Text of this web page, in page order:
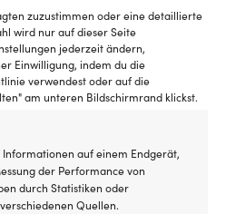
zuzustimmen oder eine detaillierte
wird nur auf dieser Seite
jederzeit ändern,
Einwilligung, indem du die
verwendest oder auf die
am unteren Bildschirmrand klickst.
auf einem Endgerät,
der Performance von
durch Statistiken oder
Quellen.